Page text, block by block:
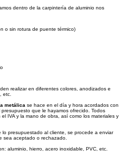
dentro de la carpintería de aluminio nos
o sin rotura de puente térmico)
realizar en diferentes colores, anodizados e
etc.
metálica se hace en el día y hora acordados con
que le hayamos ofrecido. Todos
IVA y la mano de obra, así como los materiales y
lo presupuestado al cliente, se procede a enviar
sea aceptado o rechazado.
aluminio, hierro, acero inoxidable, PVC, etc.